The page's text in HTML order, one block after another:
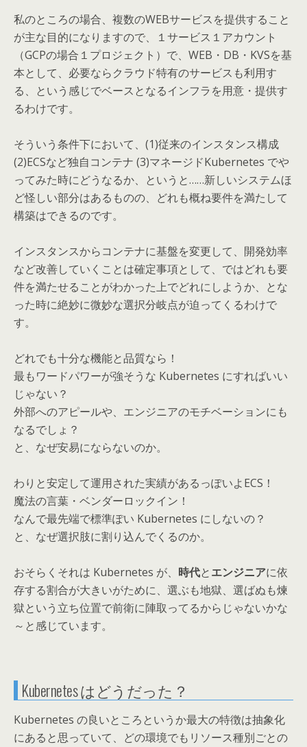
私のところの場合、複数のWEBサービスを提供すること
が主な目的になりますので、１サービス１アカウント
（GCPの場合１プロジェクト）で、WEB・DB・KVSを基
本として、必要ならクラウド特有のサービスも利用す
る、という感じでベースとなるインフラを用意・提供す
るわけです。
そういう条件下において、(1)従来のインスタンス構成
(2)ECSなど独自コンテナ (3)マネージドKubernetes でや
ってみた時にどうなるか、というと……新しいシステムほ
ど怪しい部分はあるものの、どれも概ね要件を満たして
構築はできるのです。
インスタンスからコンテナに基盤を変更して、開発効率
など改善していくことは確定事項として、ではどれも要
件を満たせることがわかった上でどれにしようか、とな
った時に絶妙に微妙な選択分岐点が迫ってくるわけで
す。
どれでも十分な機能と品質なら！
最もワードパワーが強そうな Kubernetes にすればいい
じゃない？
外部へのアピールや、エンジニアのモチベーションにも
なるでしょ？
と、なぜ安易にならないのか。
わりと安定して運用された実績があるっぽいよECS！
魔法の言葉・ベンダーロックイン！
なんで最先端で標準ぽい Kubernetes にしないの？
と、なぜ選択肢に割り込んでくるのか。
おそらくそれは Kubernetes が、 時代とエンジニアに依
存する割合が大きいがために、選ぶも地獄、選ばぬも煉
獄という立ち位置で前衛に陣取ってるからじゃないかな
～と感じています。
Kubernetes はどうだった？
Kubernetes の良いところというか最大の特徴は抽象化
にあると思っていて、どの環境でもリソース種別ごとの